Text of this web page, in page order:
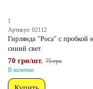
1
Артикул: 02112
Гирлянда "Роса" с пробкой
синий свет
70 грн/шт. 75 грн
В наличии